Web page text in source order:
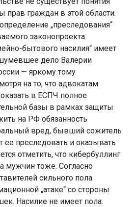
прав граждан в этой области.
„преследования“
законопроекта
бытового насилия“ имеет
дело Валерии
— яркому тому
на то, что адвокатам
в ЕСПЧ полное
базы в рамках защиты
на РФ обязанность
вред, бывший сожитель
преследовать и оказывать
отметить, что кибербуллинг
мужчин тоже. Согласно
сильного пола
„атаке“ со стороны
Насилие не имеет пола.